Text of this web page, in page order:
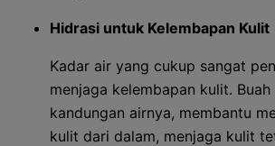
Hidrasi untuk Kelembapan Kulit
Kadar air yang cukup sangat
menjaga kelembapan kulit. Buah
kandungan airnya, membantu
kulit dari dalam, menjaga kulit